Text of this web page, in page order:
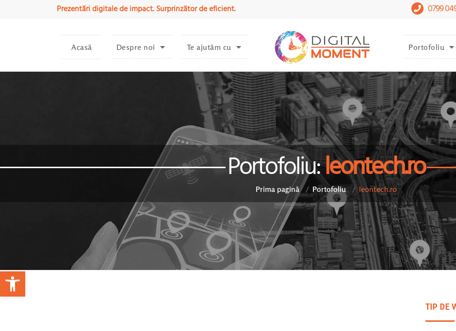
Prezentări digitale de impact. Surprinzător de eficient. 0799
Acasă Despre noi Te ajutăm cu Portofoliu
Portofoliu:leontech.ro
Prima pagină Portofoliu leontech.ro
TIP DE
Open toolbar